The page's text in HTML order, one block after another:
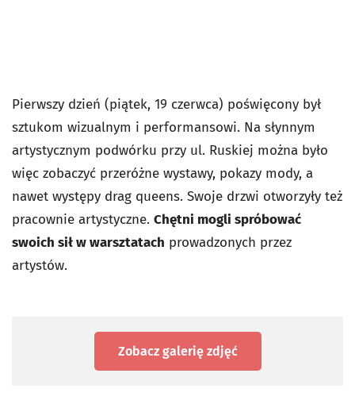
Pierwszy dzień (piątek, 19 czerwca) poświęcony był
sztukom wizualnym i performansowi. Na słynnym
artystycznym podwórku przy ul. Ruskiej można było
więc zobaczyć przeróżne wystawy, pokazy mody, a
nawet występy drag queens. Swoje drzwi otworzyły też
pracownie artystyczne. Chętni mogli spróbować
swoich sił w warsztatach prowadzonych przez
artystów.
Zobacz galerię zdjęć